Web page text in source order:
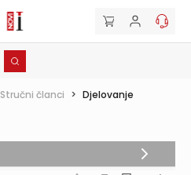
Stručni članci > Djelovanje